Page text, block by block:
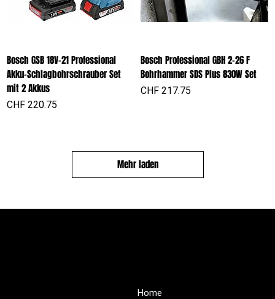
Bosch GSB 18V-21 Professional
Akku-Schlagbohrschrauber Set
mit 2 Akkus
Preis
CHF 220.75
Bosch Professional GBH 2-26 F
Bohrhammer SDS Plus 830W Set
Preis
CHF 217.75
Mehr laden
Home